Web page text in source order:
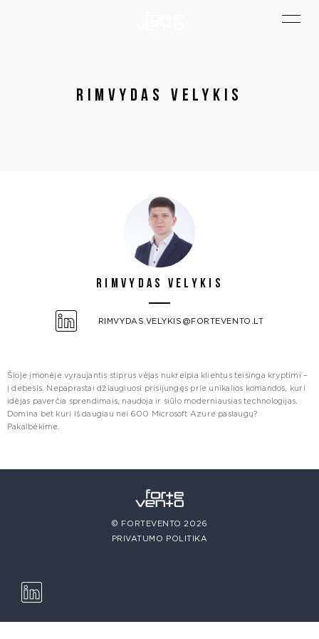
Rimvydas Velykis
Rimvydas Velykis
RIMVYDAS.VELYKIS@FORTEVENTO.LT
Šioje įmonėje vyraujantis stiprus vėjas nukreipia klientus teisinga kryptimi –
į debesis. Nepaprastai džiaugiuosi prisijungęs prie unikalios komandos, kuri
idėjas paverčia sprendimais, naudoja ir siūlo moderniausias technologijas.
Domina bet kuri iš daugiau nei 600 Microsoft Azure paslaugų?
Pakalbėkime.
© FORTEVENTO 2026
PRIVATUMO POLITIKA